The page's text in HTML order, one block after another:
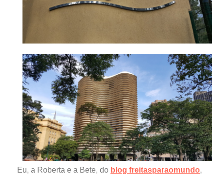
Eu, a Roberta e a Bete, do blog freitasparaomundo,